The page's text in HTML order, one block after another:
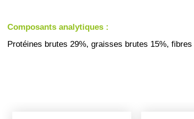
Composants analytiques :
Protéines brutes 29%, graisses brutes 15%,